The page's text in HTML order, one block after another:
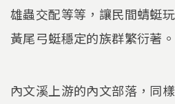
雄蟲交配等等，讓民間蜻蜓
黃尾弓蜓穩定的族群繁衍著。
內文溪上游的內文部落，同